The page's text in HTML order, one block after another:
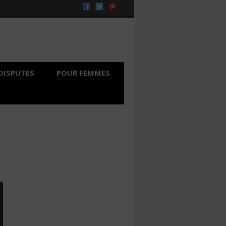
POUR FEMMES